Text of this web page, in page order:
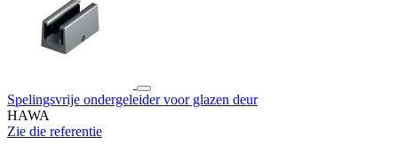
Spelingsvrije ondergeleider voor glazen deur
HAWA
Zie die referentie